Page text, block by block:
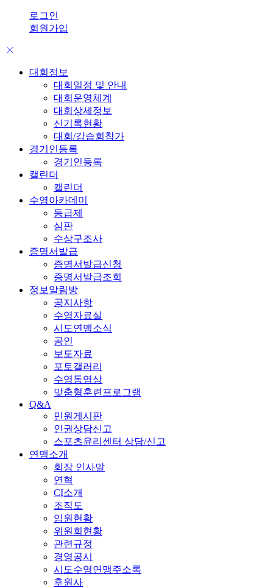
로그인
회원가입
대회정보
대회일정 및 안내
대회운영체계
대회상세정보
신기록현황
대회/강습회참가
경기인등록
경기인등록
캘린더
캘린더
수영아카데미
등급제
심판
수상구조사
증명서발급
증명서발급신청
증명서발급조회
정보알림방
공지사항
수영자료실
시도연맹소식
공인
보도자료
포토갤러리
수영동영상
맞춤형훈련프로그램
Q&A
민원게시판
인권상담신고
스포츠윤리센터 상담/신고
연맹소개
회장 인사말
연혁
CI소개
조직도
임원현황
위원회현황
관련규정
경영공시
시도수영연맹주소록
후원사